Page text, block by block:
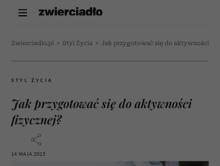
Zwierciadlo.pl > Styl Życia > Jak przygotować się do aktywności
STYL ŻYCIA
Jak przygotować się do aktywności
fizycznej?
14 MAJA 2015